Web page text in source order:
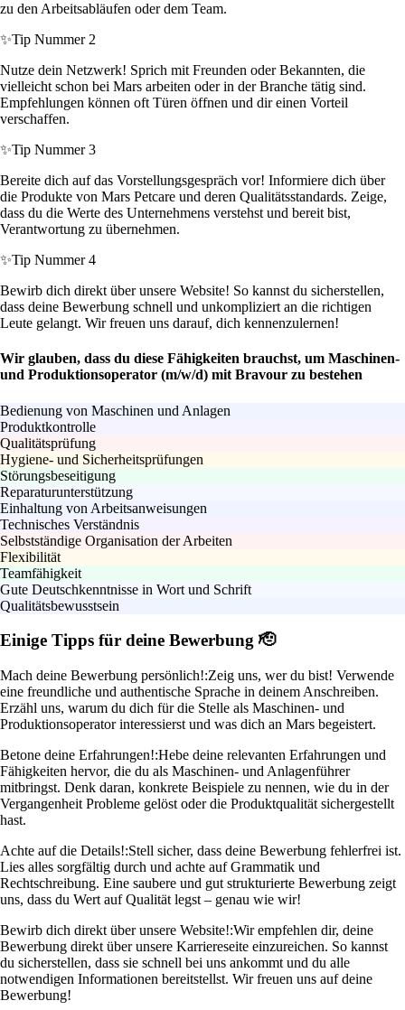
zu den Arbeitsabläufen oder dem Team.
✨Tip Nummer 2
Nutze dein Netzwerk! Sprich mit Freunden oder Bekannten, die
vielleicht schon bei Mars arbeiten oder in der Branche tätig sind.
Empfehlungen können oft Türen öffnen und dir einen Vorteil
verschaffen.
✨Tip Nummer 3
Bereite dich auf das Vorstellungsgespräch vor! Informiere dich über
die Produkte von Mars Petcare und deren Qualitätsstandards. Zeige,
dass du die Werte des Unternehmens verstehst und bereit bist,
Verantwortung zu übernehmen.
✨Tip Nummer 4
Bewirb dich direkt über unsere Website! So kannst du sicherstellen,
dass deine Bewerbung schnell und unkompliziert an die richtigen
Leute gelangt. Wir freuen uns darauf, dich kennenzulernen!
Wir glauben, dass du diese Fähigkeiten brauchst, um Maschinen-
und Produktionsoperator (m/w/d) mit Bravour zu bestehen
Bedienung von Maschinen und Anlagen
Produktkontrolle
Qualitätsprüfung
Hygiene- und Sicherheitsprüfungen
Störungsbeseitigung
Reparaturunterstützung
Einhaltung von Arbeitsanweisungen
Technisches Verständnis
Selbstständige Organisation der Arbeiten
Flexibilität
Teamfähigkeit
Gute Deutschkenntnisse in Wort und Schrift
Qualitätsbewusstsein
Einige Tipps für deine Bewerbung 🫡
Mach deine Bewerbung persönlich!:Zeig uns, wer du bist! Verwende
eine freundliche und authentische Sprache in deinem Anschreiben.
Erzähl uns, warum du dich für die Stelle als Maschinen- und
Produktionsoperator interessierst und was dich an Mars begeistert.
Betone deine Erfahrungen!:Hebe deine relevanten Erfahrungen und
Fähigkeiten hervor, die du als Maschinen- und Anlagenführer
mitbringst. Denk daran, konkrete Beispiele zu nennen, wie du in der
Vergangenheit Probleme gelöst oder die Produktqualität sichergestellt
hast.
Achte auf die Details!:Stell sicher, dass deine Bewerbung fehlerfrei ist.
Lies alles sorgfältig durch und achte auf Grammatik und
Rechtschreibung. Eine saubere und gut strukturierte Bewerbung zeigt
uns, dass du Wert auf Qualität legst – genau wie wir!
Bewirb dich direkt über unsere Website!:Wir empfehlen dir, deine
Bewerbung direkt über unsere Karriereseite einzureichen. So kannst
du sicherstellen, dass sie schnell bei uns ankommt und du alle
notwendigen Informationen bereitstellst. Wir freuen uns auf deine
Bewerbung!